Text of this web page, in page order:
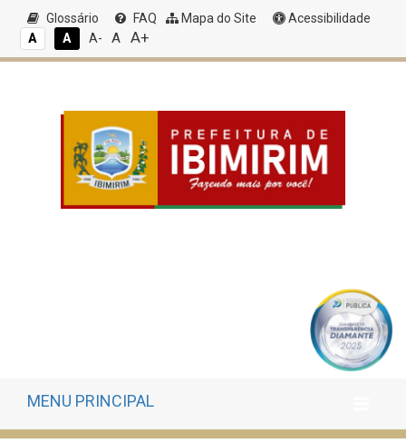
Glossário FAQ Mapa do Site
Acessibilidade
A
A A- A A+
MENU PRINCIPAL